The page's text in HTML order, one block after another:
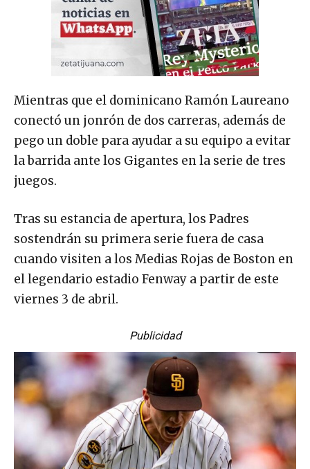
Mientras que el dominicano Ramón Laureano
conectó un jonrón de dos carreras, además de
pego un doble para ayudar a su equipo a evitar
la barrida ante los Gigantes en la serie de tres
juegos.
Tras su estancia de apertura, los Padres
sostendrán su primera serie fuera de casa
cuando visiten a los Medias Rojas de Boston en
el legendario estadio Fenway a partir de este
viernes 3 de abril.
Publicidad